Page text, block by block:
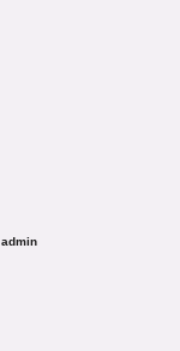
admin